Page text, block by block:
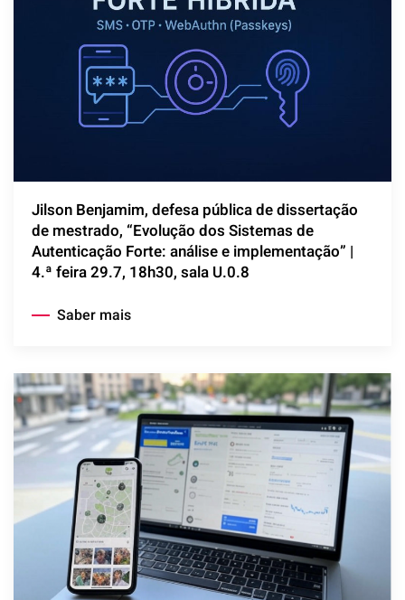
Jilson Benjamim, defesa pública de dissertação
de mestrado, “Evolução dos Sistemas de
Autenticação Forte: análise e implementação” |
4.ª feira 29.7, 18h30, sala U.0.8
Saber mais